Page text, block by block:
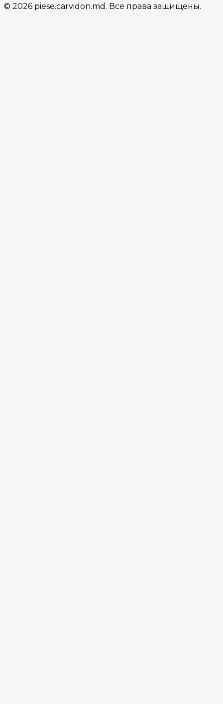
© 2026 piese.carvidon.md. Все права защищены.